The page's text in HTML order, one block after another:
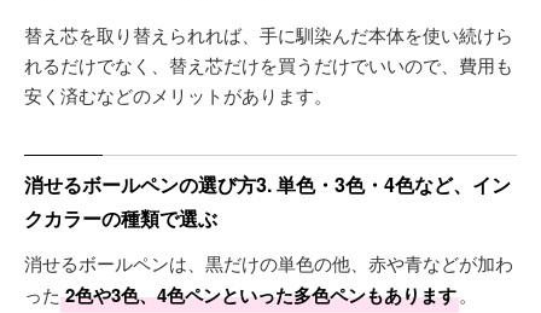
替え芯を取り替えられれば、手に馴染んだ本体を使い続けら
れるだけでなく、替え芯だけを買うだけでいいので、費用も
安く済むなどのメリットがあります。
消せるボールペンの選び方3. 単色・3色・4色など、イン
クカラーの種類で選ぶ
消せるボールペンは、黒だけの単色の他、赤や青などが加わ
った 2色や3色、4色ペンといった多色ペンもあります。